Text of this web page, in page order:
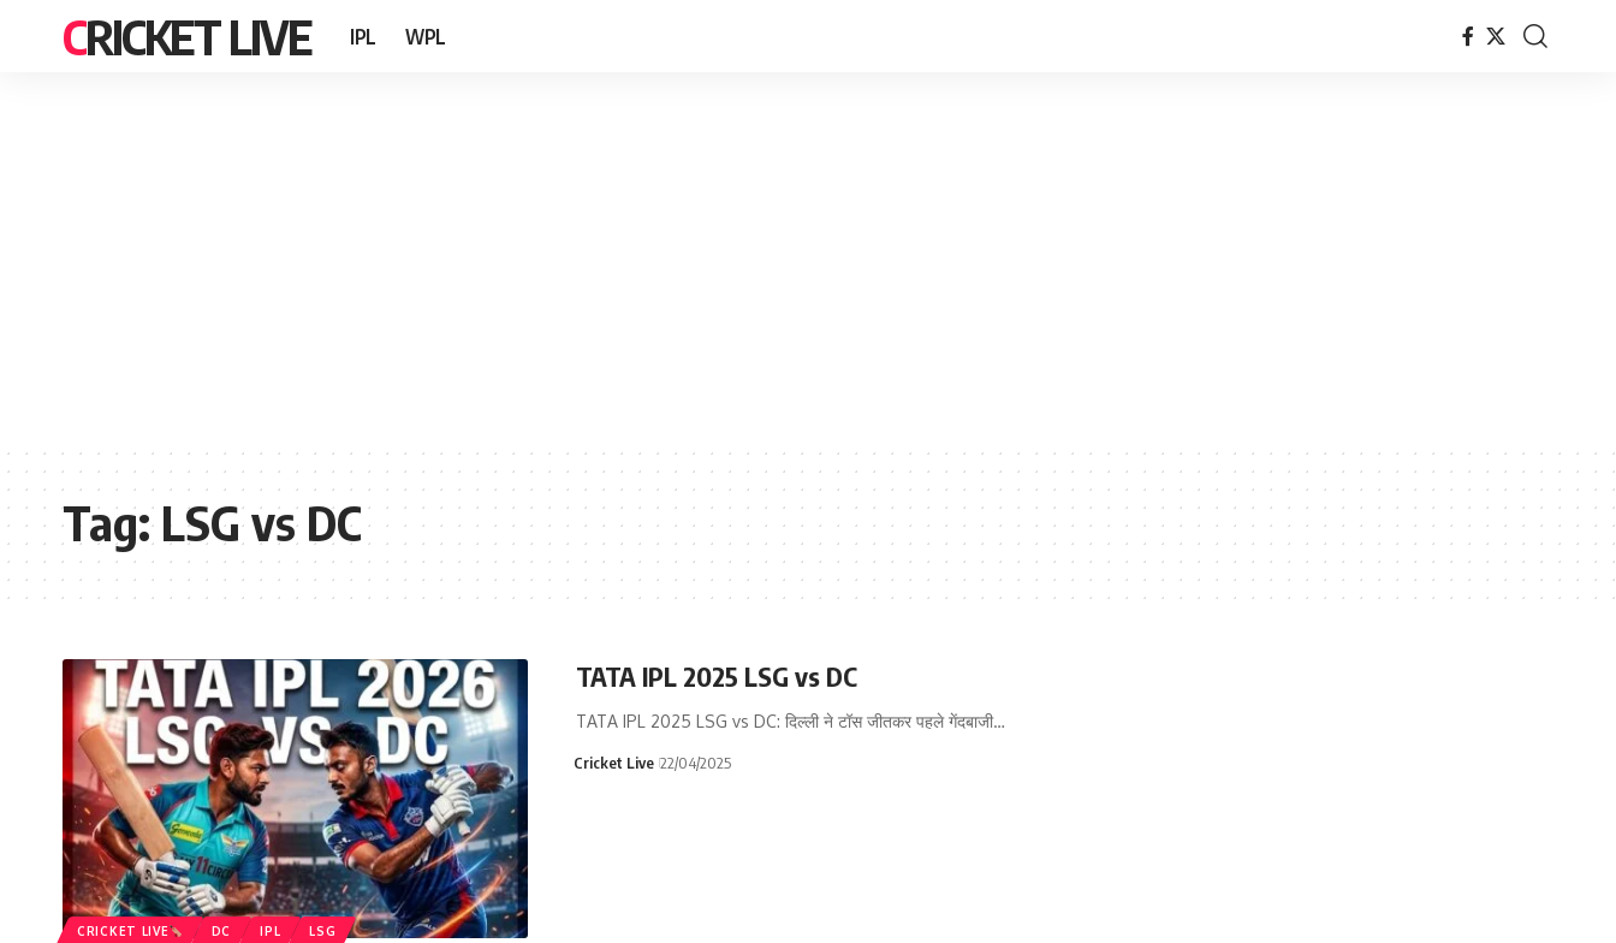
CRICKET LIVE IPL WPL
Tag:LSG vs DC
CRICKET LIVE DC IPL LSG
TATA IPL 2025 LSG vs DC
TATA IPL 2025 LSG vs DC: दिल्ली ने टॉस जीतकर पहले गेंदबाजी…
Cricket Live 22/04/2025